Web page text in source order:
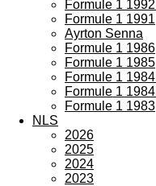
Formule 1
Formule 1 1991
Ayrton Senna
Formule 1 1986
Formule 1 1985
Formule 1
Formule 1
Formule 1 1983
NLS
2026
2025
2024
2023